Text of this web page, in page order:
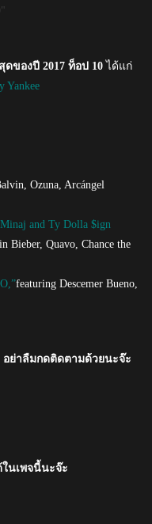
ของปี 2017 ท็อป 10ได้แก่
Yankee
Ozuna, Arcángel
and Ty Dolla $ign
Bieber, Quavo, Chance the
featuring Descemer Bueno,
ย่าลืมกดติดตามด้วยนะจ๊ะ
นเพจนี้นะจ๊ะ